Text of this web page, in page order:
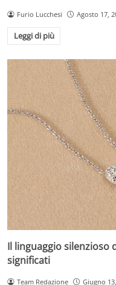
Furio Lucchesi Agosto 17,
Leggi di più
Il linguaggio silenzioso
significati
Team Redazione Giugno